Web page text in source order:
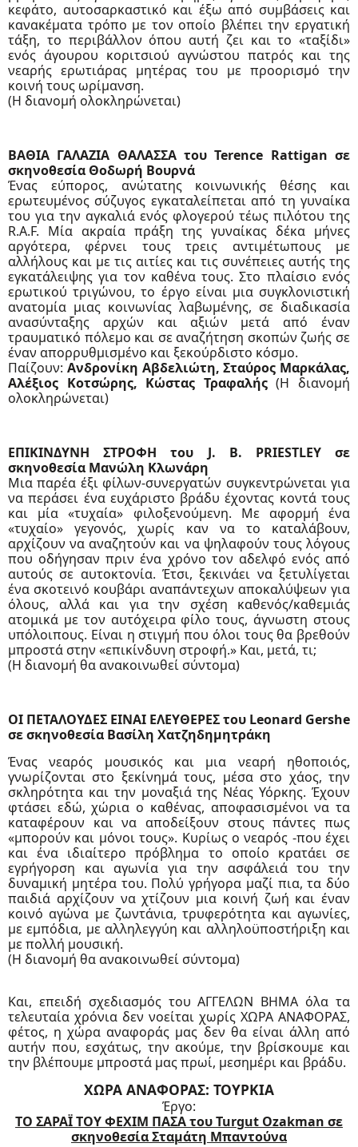
κεφάτο, αυτοσαρκαστικό και έξω από συμβάσεις και
κανακέματα τρόπο με τον οποίο βλέπει την εργατική
τάξη, το περιβάλλον όπου αυτή ζει και το «ταξίδι»
ενός άγουρου κοριτσιού αγνώστου πατρός και της
νεαρής ερωτιάρας μητέρας του με προορισμό την
κοινή τους ωρίμανση.
(Η διανομή ολοκληρώνεται)
ΒΑΘΙΑ ΓΑΛΑΖΙΑ ΘΑΛΑΣΣΑ του Terence Rattigan σε
σκηνοθεσία Θοδωρή Βουρνά
Ένας εύπορος, ανώτατης κοινωνικής θέσης και
ερωτευμένος σύζυγος εγκαταλείπεται από τη γυναίκα
του για την αγκαλιά ενός φλογερού τέως πιλότου της
R.A.F. Μία ακραία πράξη της γυναίκας δέκα μήνες
αργότερα, φέρνει τους τρεις αντιμέτωπους με
αλλήλους και με τις αιτίες και τις συνέπειες αυτής της
εγκατάλειψης για τον καθένα τους. Στο πλαίσιο ενός
ερωτικού τριγώνου, το έργο είναι μια συγκλονιστική
ανατομία μιας κοινωνίας λαβωμένης, σε διαδικασία
ανασύνταξης αρχών και αξιών μετά από έναν
τραυματικό πόλεμο και σε αναζήτηση σκοπών ζωής σε
έναν απορρυθμισμένο και ξεκούρδιστο κόσμο.
Παίζουν: Ανδρονίκη Αβδελιώτη, Σταύρος Μαρκάλας,
Αλέξιος Κοτσώρης, Κώστας Τραφαλής(Η διανομή
ολοκληρώνεται)
ΕΠΙΚΙΝΔΥΝΗ ΣΤΡΟΦΗ του J. B. PRIESTLEY σε
σκηνοθεσία Μανώλη Κλωνάρη
Μια παρέα έξι φίλων-συνεργατών συγκεντρώνεται για
να περάσει ένα ευχάριστο βράδυ έχοντας κοντά τους
και μία «τυχαία» φιλοξενούμενη. Με αφορμή ένα
«τυχαίο» γεγονός, χωρίς καν να το καταλάβουν,
αρχίζουν να αναζητούν και να ψηλαφούν τους λόγους
που οδήγησαν πριν ένα χρόνο τον αδελφό ενός από
αυτούς σε αυτοκτονία. Έτσι, ξεκινάει να ξετυλίγεται
ένα σκοτεινό κουβάρι αναπάντεχων αποκαλύψεων για
όλους, αλλά και για την σχέση καθενός/καθεμιάς
ατομικά με τον αυτόχειρα φίλο τους, άγνωστη στους
υπόλοιπους. Είναι η στιγμή που όλοι τους θα βρεθούν
μπροστά στην «επικίνδυνη στροφή.» Και, μετά, τι;
(Η διανομή θα ανακοινωθεί σύντομα)
ΟΙ ΠΕΤΑΛΟΥΔΕΣ ΕΙΝΑΙ ΕΛΕΥΘΕΡΕΣ του Leonard Gershe
σε σκηνοθεσία Βασίλη Χατζηδημητράκη
Ένας νεαρός μουσικός και μια νεαρή ηθοποιός,
γνωρίζονται στο ξεκίνημά τους, μέσα στο χάος, την
σκληρότητα και την μοναξιά της Νέας Υόρκης. Έχουν
φτάσει εδώ, χώρια ο καθένας, αποφασισμένοι να τα
καταφέρουν και να αποδείξουν στους πάντες πως
«μπορούν και μόνοι τους». Κυρίως ο νεαρός -που έχει
και ένα ιδιαίτερο πρόβλημα το οποίο κρατάει σε
εγρήγορση και αγωνία για την ασφάλειά του την
δυναμική μητέρα του. Πολύ γρήγορα μαζί πια, τα δύο
παιδιά αρχίζουν να χτίζουν μια κοινή ζωή και έναν
κοινό αγώνα με ζωντάνια, τρυφερότητα και αγωνίες,
με εμπόδια, με αλληλεγγύη και αλληλοϋποστήριξη και
με πολλή μουσική.
(Η διανομή θα ανακοινωθεί σύντομα)
Και, επειδή σχεδιασμός του ΑΓΓΕΛΩΝ ΒΗΜΑ όλα τα
τελευταία χρόνια δεν νοείται χωρίς ΧΩΡΑ ΑΝΑΦΟΡΑΣ,
φέτος, η χώρα αναφοράς μας δεν θα είναι άλλη από
αυτήν που, εσχάτως, την ακούμε, την βρίσκουμε και
την βλέπουμε μπροστά μας πρωί, μεσημέρι και βράδυ.
ΧΩΡΑ ΑΝΑΦΟΡΑΣ: ΤΟΥΡΚΙΑ
Έργο:
ΤΟ ΣΑΡΑΪ ΤΟΥ ΦΕΧΙΜ ΠΑΣΑ του Turgut Ozakman σε
σκηνοθεσία Σταμάτη Μπαντούνα